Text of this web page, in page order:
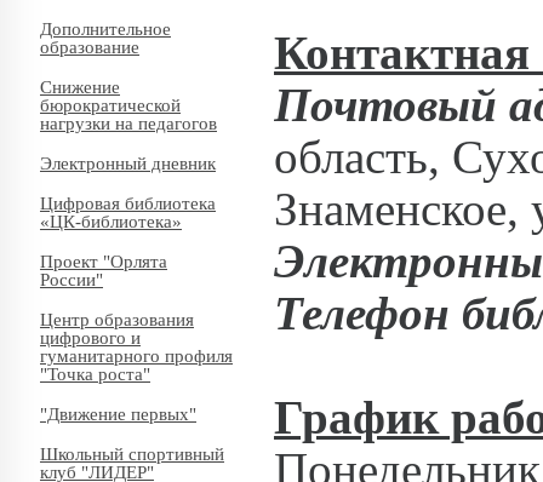
Дополнительное
образование
Снижение
бюрократической
нагрузки на педагогов
Электронный дневник
Цифровая библиотека
«ЦК-библиотека»
Проект "Орлята
России"
Центр образования
цифрового и
гуманитарного профиля
"Точка роста"
"Движение первых"
Школьный спортивный
клуб "ЛИДЕР"
Почтовый
область,
Знаменское,
Телефон
График